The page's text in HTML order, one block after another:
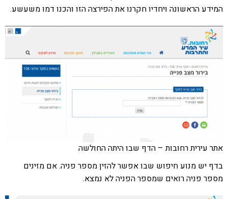
המידע הראשונה ויחדיו חקרנו את הפירצה הזו והכנו דמו משעשע.
אתר עירית רחובות – הדף שבו היתה החולשה
בדף יש מנוע חיפוש שבו אפשר להזין מספר פניה. אם מזינים
מספר פניה רואים שמספר הפניה לא נמצא.